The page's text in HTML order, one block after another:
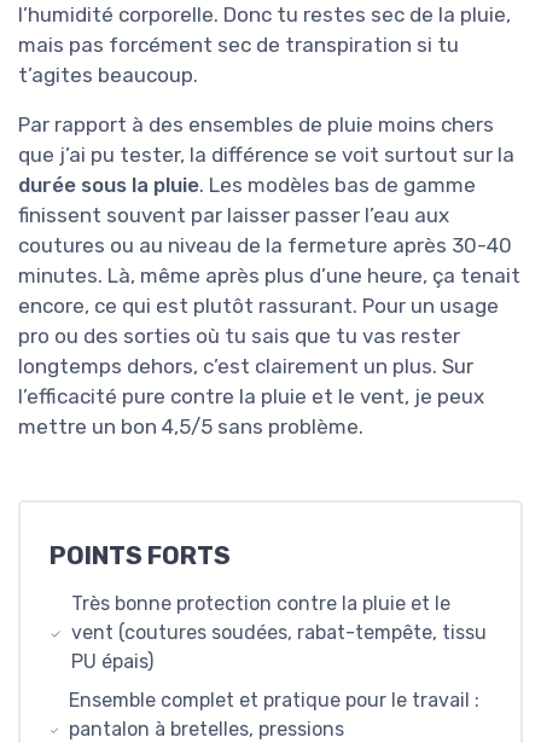
l’humidité corporelle. Donc tu restes sec de la pluie,
mais pas forcément sec de transpiration si tu
t’agites beaucoup.
Par rapport à des ensembles de pluie moins chers
que j’ai pu tester, la différence se voit surtout sur la
durée sous la pluie. Les modèles bas de gamme
finissent souvent par laisser passer l’eau aux
coutures ou au niveau de la fermeture après 30-40
minutes. Là, même après plus d’une heure, ça tenait
encore, ce qui est plutôt rassurant. Pour un usage
pro ou des sorties où tu sais que tu vas rester
longtemps dehors, c’est clairement un plus. Sur
l’efficacité pure contre la pluie et le vent, je peux
mettre un bon 4,5/5 sans problème.
POINTS FORTS
Très bonne protection contre la pluie et le
vent (coutures soudées, rabat-tempête, tissu
PU épais)
Ensemble complet et pratique pour le travail :
pantalon à bretelles, pressions